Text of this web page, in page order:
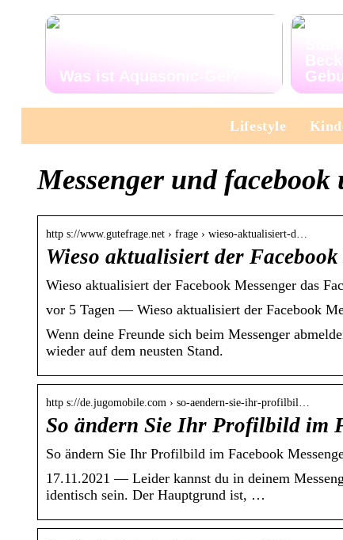
Was ist Aquasonic-Gel?
Lifestyle
Messenger und
http s://www.gutefrage.net › frage › wieso-aktualisiert-d…
Wieso aktualisiert der
Wieso aktualisiert der Facebook Messenger das
vor 5 Tagen — Wieso aktualisiert der Facebook
Wenn deine Freunde sich beim Messenger
wieder auf dem neusten Stand.
http s://de.jugomobile.com › so-aendern-sie-ihr-profilbil…
So ändern Sie Ihr Profilbild im
So ändern Sie Ihr Profilbild im Facebook
17.11.2021 — Leider kannst du in deinem
identisch sein. Der Hauptgrund ist, …